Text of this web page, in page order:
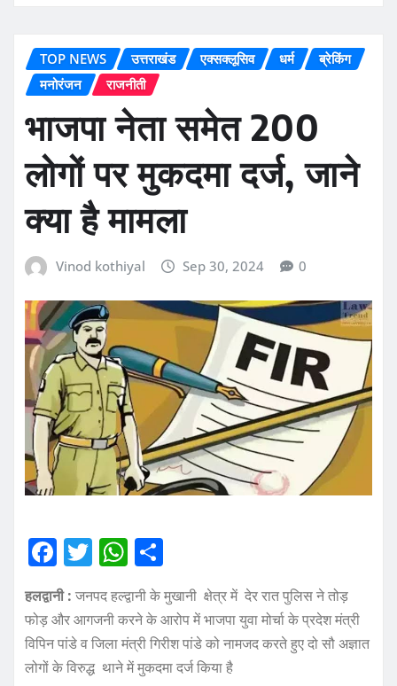
TOP NEWS उत्तराखंड एक्सक्लूसिव धर्म
ब्रेकिंग
मनोरंजन
राजनीती
भाजपा नेता समेत 200
लोगों पर मुकदमा दर्ज, जाने
क्या है मामला
Vinod kothiyal Sep 30, 2024 0
F
a
c
e
b
T
it
te
r
W
h
at
s
A
a
re
हलद्वानी : जनपद हल्द्वानी के मुखानी क्षेत्र में देर रात पुलिस ने तोड़
फोड़ और आगजनी करने के आरोप में भाजपा युवा मोर्चा के प्रदेश मंत्री
विपिन पांडे व जिला मंत्री गिरीश पांडे को नामजद करते हुए दो सौ अज्ञात
लोगों के विरुद्ध थाने में मुकदमा दर्ज किया है